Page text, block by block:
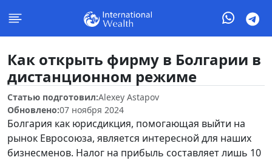
Как открыть фирму в Болгарии в
дистанционном режиме
Статью подготовил:Alexey Astapov
Обновлено:07 ноября 2024
Болгария как юрисдикция, помогающая выйти на
рынок Евросоюза, является интересной для наших
бизнесменов. Налог на прибыль составляет лишь 10